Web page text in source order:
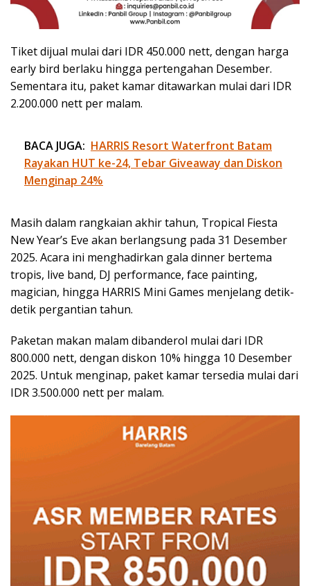
Tiket dijual mulai dari IDR 450.000 nett, dengan harga
early bird berlaku hingga pertengahan Desember.
Sementara itu, paket kamar ditawarkan mulai dari IDR
2.200.000 nett per malam.
BACA JUGA: HARRIS Resort Waterfront Batam
Rayakan HUT ke-24, Tebar Giveaway dan Diskon
Menginap 24%
Masih dalam rangkaian akhir tahun, Tropical Fiesta
New Year’s Eve akan berlangsung pada 31 Desember
2025. Acara ini menghadirkan gala dinner bertema
tropis, live band, DJ performance, face painting,
magician, hingga HARRIS Mini Games menjelang detik-
detik pergantian tahun.
Paketan makan malam dibanderol mulai dari IDR
800.000 nett, dengan diskon 10% hingga 10 Desember
2025. Untuk menginap, paket kamar tersedia mulai dari
IDR 3.500.000 nett per malam.